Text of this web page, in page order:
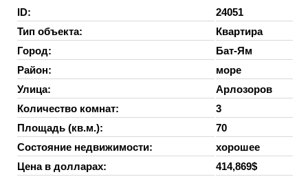
ID:
24051
Тип объекта:
Квартира
Город:
Бат-Ям
Район:
море
Улица:
Арлозоров
Количество комнат:
3
Площадь (кв.м.):
70
Состояние недвижимости:
хорошее
Цена в долларах:
414,869$